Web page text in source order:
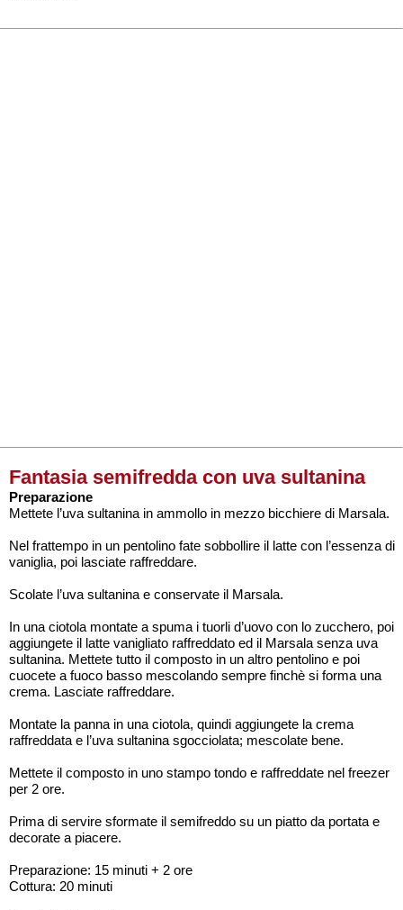
Fantasia semifredda con uva sultanina
Preparazione
Mettete l’uva sultanina in ammollo in mezzo bicchiere di Marsala.
Nel frattempo in un pentolino fate sobbollire il latte con l’essenza di
vaniglia, poi lasciate raffreddare.
Scolate l’uva sultanina e conservate il Marsala.
In una ciotola montate a spuma i tuorli d’uovo con lo zucchero, poi
aggiungete il latte vanigliato raffreddato ed il Marsala senza uva
sultanina. Mettete tutto il composto in un altro pentolino e poi
cuocete a fuoco basso mescolando sempre finchè si forma una
crema. Lasciate raffreddare.
Montate la panna in una ciotola, quindi aggiungete la crema
raffreddata e l’uva sultanina sgocciolata; mescolate bene.
Mettete il composto in uno stampo tondo e raffreddate nel freezer
per 2 ore.
Prima di servire sformate il semifreddo su un piatto da portata e
decorate a piacere.
Preparazione: 15 minuti + 2 ore
Cottura: 20 minuti